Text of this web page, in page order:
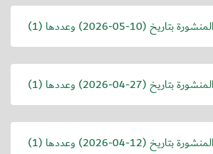
بتاريخ (2026-05-10) وعددها (1)
بتاريخ (2026-04-27) وعددها (1)
بتاريخ (2026-04-12) وعددها (1)